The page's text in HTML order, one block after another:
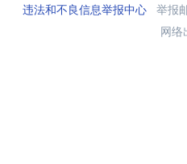
违法和不良信息举报中心举报
网